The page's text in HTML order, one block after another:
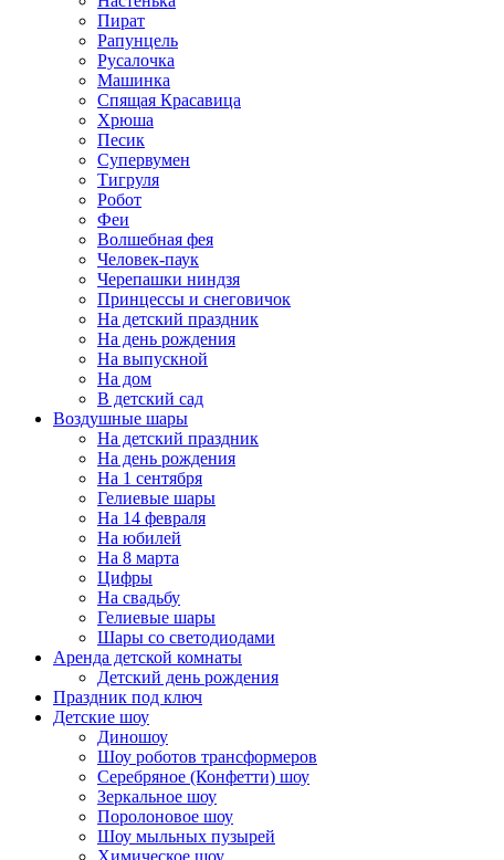
Пират
Рапунцель
Русалочка
Машинка
Спящая Красавица
Хрюша
Песик
Супервумен
Тигруля
Робот
Феи
Волшебная фея
Человек-паук
Черепашки ниндзя
Принцессы и снеговичок
На детский праздник
На день рождения
На выпускной
На дом
В детский сад
Воздушные шары
На детский праздник
На день рождения
На 1 сентября
Гелиевые шары
На 14 февраля
На юбилей
На 8 марта
Цифры
На свадьбу
Гелиевые шары
Шары со светодиодами
Аренда детской комнаты
Детский день рождения
Праздник под ключ
Детские шоу
Диношоу
Шоу роботов трансформеров
Серебряное (Конфетти) шоу
Зеркальное шоу
Поролоновое шоу
Шоу мыльных пузырей
Химическое шоу